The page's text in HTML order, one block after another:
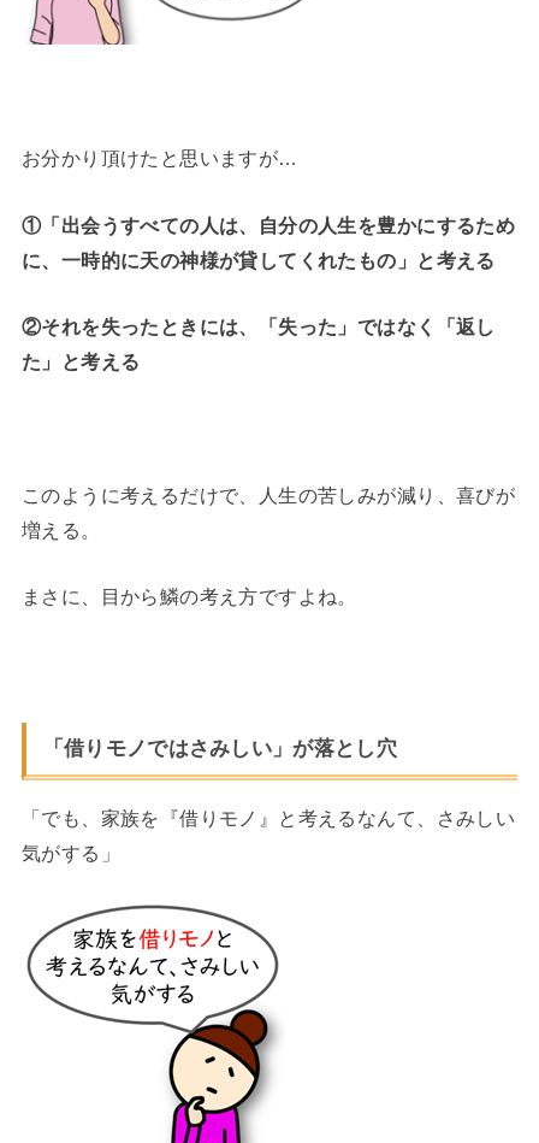
お分かり頂けたと思いますが…
①「出会うすべての人は、自分の人生を豊かにするため
に、一時的に天の神様が貸してくれたもの」と考える
②それを失ったときには、「失った」ではなく「返し
た」と考える
このように考えるだけで、人生の苦しみが減り、喜びが
増える。
まさに、目から鱗の考え方ですよね。
「借りモノではさみしい」が落とし穴
「でも、家族を『借りモノ』と考えるなんて、さみしい
気がする」